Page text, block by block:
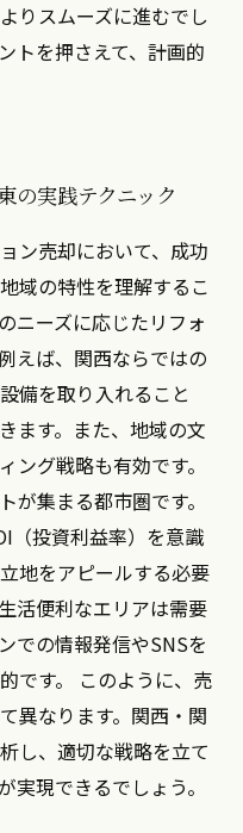
りスムーズに進むでし
トを押さえて、計画的
の実践テクニック
ン売却において、成功
域の特性を理解するこ
ニーズに応じたリフォ
えば、関西ならではの
備を取り入れること
ます。また、地域の文
ング戦略も有効です。
が集まる都市圏です。
（投資利益率）を意識
地をアピールする必要
活便利なエリアは需要
での情報発信やSNSを
です。 このように、売
異なります。関西・関
し、適切な戦略を立て
実現できるでしょう。